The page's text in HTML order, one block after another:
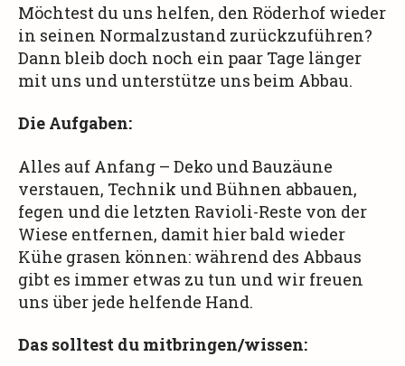
Möchtest du uns helfen, den Röderhof wieder
in seinen Normalzustand zurückzuführen?
Dann bleib doch noch ein paar Tage länger
mit uns und unterstütze uns beim Abbau.
Die Aufgaben:
Alles auf Anfang – Deko und Bauzäune
verstauen, Technik und Bühnen abbauen,
fegen und die letzten Ravioli-Reste von der
Wiese entfernen, damit hier bald wieder
Kühe grasen können: während des Abbaus
gibt es immer etwas zu tun und wir freuen
uns über jede helfende Hand.
Das solltest du mitbringen/wissen: